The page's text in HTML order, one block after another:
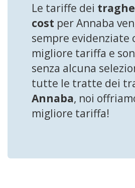
Le tariffe dei
cost per Annaba
sempre evidenziate
migliore tariffa e
senza alcuna
tutte le tratte dei
Annaba, noi
migliore tariffa!